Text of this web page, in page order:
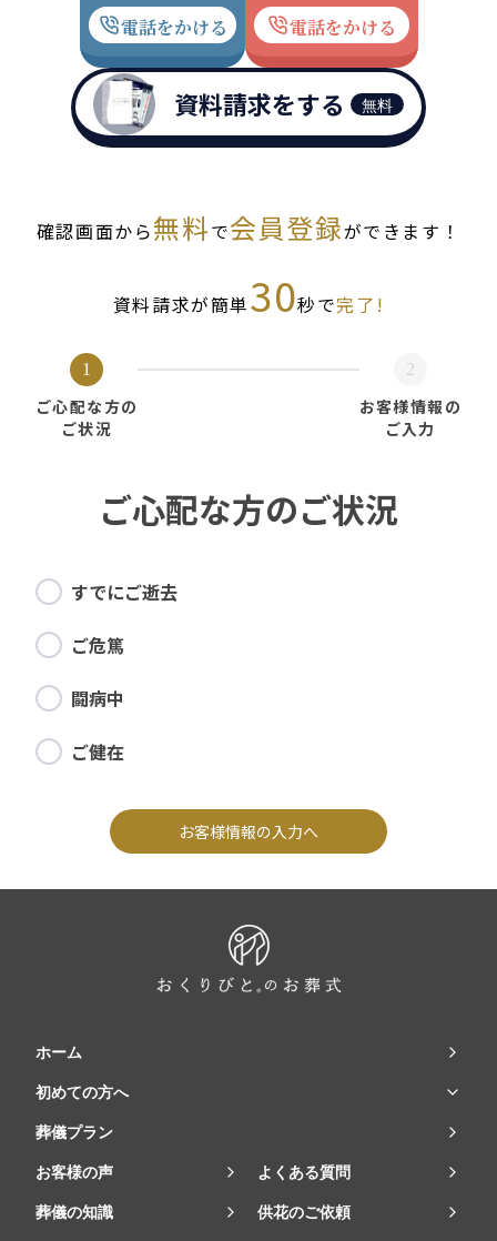
電話をかける 電話をかける
資料請求をする 無料
確認画面から無料で会員登録ができます！
資料請求が簡単30秒で完了!
1
ご心配な方の
ご状況
2
お客様情報の
ご入力
ご心配な方のご状況
すでにご逝去
ご危篤
闘病中
ご健在
お客様情報の入力へ
ホーム
初めての方へ
葬儀プラン
お客様の声 よくある質問
葬儀の知識 供花のご依頼